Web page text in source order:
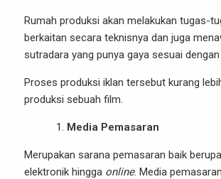
Rumah produksi akan melakukan tugas-
berkaitan secara teknisnya dan juga
sutradara yang punya gaya sesuai
Proses produksi iklan tersebut kurang
produksi sebuah film.
Media Pemasaran
Merupakan sarana pemasaran baik
elektronik hingga online. Media